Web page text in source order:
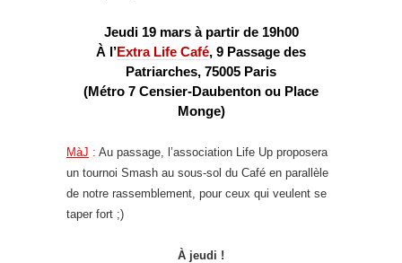
Jeudi 19 mars à partir de 19h00
À l’Extra Life Café, 9 Passage des
Patriarches, 75005 Paris
(Métro 7 Censier-Daubenton ou Place
Monge)
MàJ : Au passage, l’association Life Up proposera
un tournoi Smash au sous-sol du Café en parallèle
de notre rassemblement, pour ceux qui veulent se
taper fort ;)
À jeudi !